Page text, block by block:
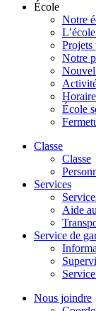
École
Notre
Projets
Notre
École
Classe
Classe
Services
Aide
Service de
Nous joindre